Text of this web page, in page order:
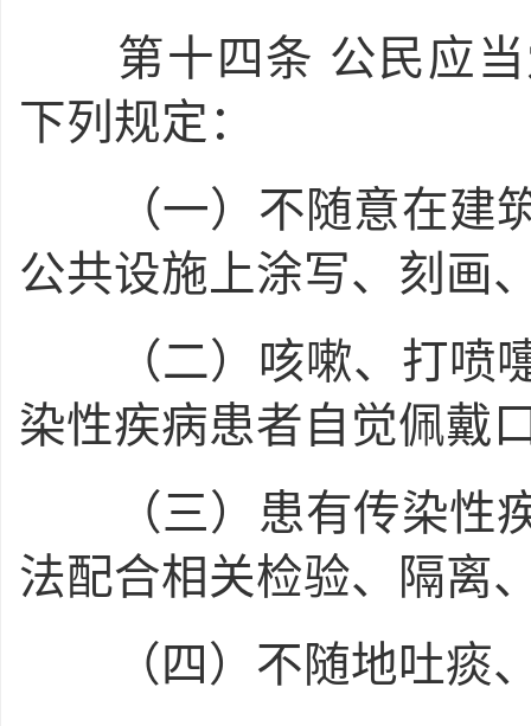
第十四条 公民应
下列规定：
（一）不随意在建筑
公共设施上涂写、刻画
（二）咳嗽、打喷嚏
染性疾病患者自觉佩戴
（三）患有传染性疾
法配合相关检验、隔离
（四）不随地吐痰、